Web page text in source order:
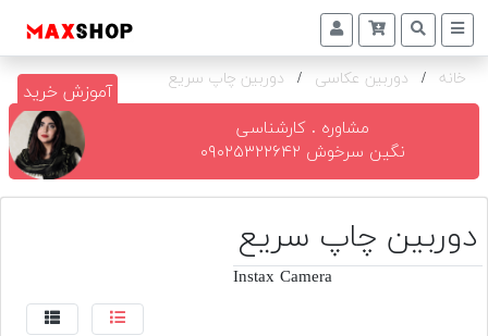
دوربین
و
تجهیزات
و
بازار
خانه / دوربین عکاسی / دوربین چاپ سریع
مشاوره . کارشناسی
نگین سرخوش ۰۹۰۲۵۳۲۲۶۴۲
دوربین چاپ سریع
Instax Camera
آموزش خرید